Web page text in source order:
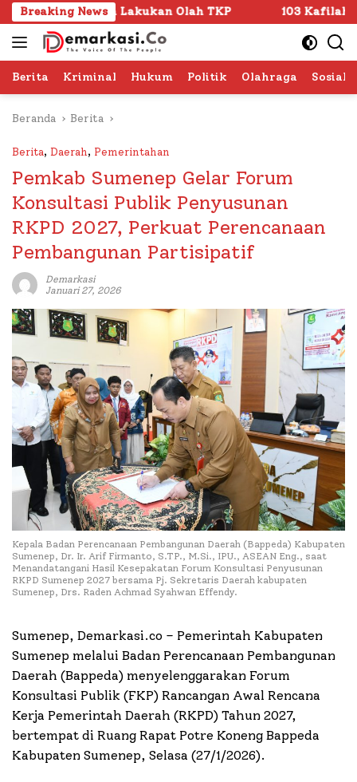
Langsung
ke
konten
Breaking News
Lakukan Olah TKP 103 Kafilah Siap Ramaikan
Berita Kriminal Hukum Politik Olahraga Sosial
Beranda Berita
Berita, Daerah, Pemerintahan
Pemkab Sumenep Gelar Forum
Konsultasi Publik Penyusunan
RKPD 2027, Perkuat Perencanaan
Pembangunan Partisipatif
Demarkasi
Januari 27, 2026
Kepala Badan Perencanaan Pembangunan Daerah (Bappeda) Kabupaten
Sumenep, Dr. Ir. Arif Firmanto, S.TP., M.Si., IPU., ASEAN Eng., saat
Menandatangani Hasil Kesepakatan Forum Konsultasi Penyusunan
RKPD Sumenep 2027 bersama Pj. Sekretaris Daerah kabupaten
Sumenep, Drs. Raden Achmad Syahwan Effendy.
Sumenep, Demarkasi.co – Pemerintah Kabupaten
Sumenep melalui Badan Perencanaan Pembangunan
Daerah (Bappeda) menyelenggarakan Forum
Konsultasi Publik (FKP) Rancangan Awal Rencana
Kerja Pemerintah Daerah (RKPD) Tahun 2027,
bertempat di Ruang Rapat Potre Koneng Bappeda
Kabupaten Sumenep, Selasa (27/1/2026).